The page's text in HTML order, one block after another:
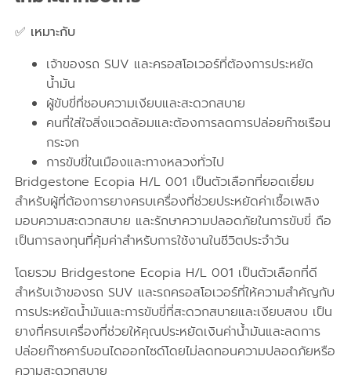
✅ เหมาะกับ
เจ้าของรถ SUV และครอสโอเวอร์ที่ต้องการประหยัด
น้ำมัน
ผู้ขับขี่ที่ชอบความเงียบและสะดวกสบาย
คนที่ใส่ใจสิ่งแวดล้อมและต้องการลดการปล่อยก๊าซเรือน
กระจก
การขับขี่ในเมืองและทางหลวงทั่วไป
Bridgestone Ecopia H/L 001 เป็นตัวเลือกที่ยอดเยี่ยม
สำหรับผู้ที่ต้องการยางครบเครื่องที่ช่วยประหยัดค่าเชื้อเพลิง
มอบความสะดวกสบาย และรักษาความปลอดภัยในการขับขี่ ถือ
เป็นการลงทุนที่คุ้มค่าสำหรับการใช้งานในชีวิตประจำวัน
โดยรวม Bridgestone Ecopia H/L 001 เป็นตัวเลือกที่ดี
สำหรับเจ้าของรถ SUV และรถครอสโอเวอร์ที่ให้ความสำคัญกับ
การประหยัดน้ำมันและการขับขี่ที่สะดวกสบายและเงียบสงบ เป็น
ยางที่ครบเครื่องที่ช่วยให้คุณประหยัดเงินค่าน้ำมันและลดการ
ปล่อยก๊าซคาร์บอนไดออกไซด์โดยไม่ลดทอนความปลอดภัยหรือ
ความสะดวกสบาย